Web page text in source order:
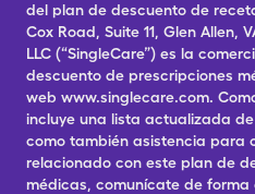
del plan de descuento de
Cox Road, Suite 11, Glen Allen,
LLC (“SingleCare”) es la
descuento de prescripciones
web www.singlecare.com.
incluye una lista actualizada
como también asistencia para
relacionado con este plan de
médicas, comunícate de